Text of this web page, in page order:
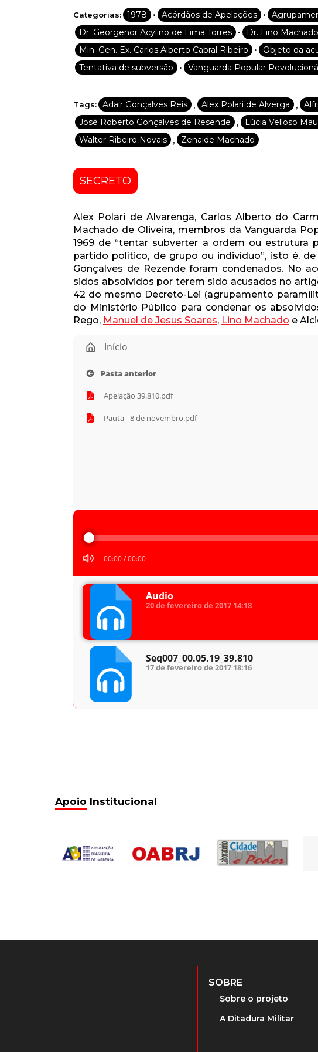
Categorias: 1978 • Acórdãos de Apelações •
Dr. Georgenor Acylino de Lima Torres • Dr. Lino
Min. Gen. Ex. Carlos Alberto Cabral Ribeiro • Objeto da
Tentativa de subversão • Vanguarda Popular
Tags: Adair Gonçalves Reis , Alex Polari de Alverga ,
José Roberto Gonçalves de Resende , Lúcia Velloso
Walter Ribeiro Novais , Zenaide Machado
SECRETO
Alex Polari de Alvarenga, Carlos Alberto do
Machado de Oliveira, membros da Vanguarda
1969 de “tentar subverter a ordem ou estrutura
partido político, de grupo ou indivíduo”, isto é,
Gonçalves de Rezende foram condenados. No
sidos absolvidos por terem sido acusados no
42 do mesmo Decreto-Lei (agrupamento
do Ministério Público para condenar os
Rego, Manuel de Jesus Soares, Lino Machado e
Início
Pasta anterior
Apelação 39.810.pdf
Pauta - 8 de novembro.pdf
Tocador
áudio
00:00/00:00
Audio
20 de fevereiro de 2017 14:18
Seq007_00.05.19_39.810
17 de fevereiro de 2017 18:16
Apoio Institucional
SOBRE
Sobre o projeto
A Ditadura Militar
Desenvolvido